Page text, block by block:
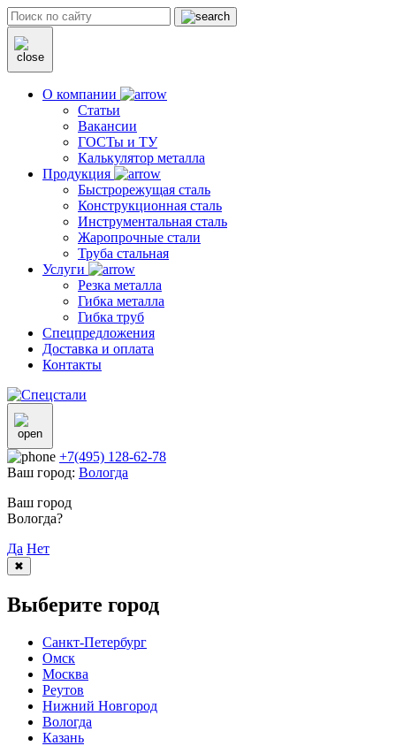
О компании
Статьи
Вакансии
ГОСТы и ТУ
Калькулятор металла
Продукция
Быстрорежущая сталь
Конструкционная сталь
Инструментальная сталь
Жаропрочные стали
Труба стальная
Услуги
Резка металла
Гибка металла
Гибка труб
Спецпредложения
Доставка и оплата
Контакты
+7(495) 128-62-78
Ваш город: Вологда
Ваш город
Вологда?
Да Нет
✖
Выберите город
Санкт-Петербург
Омск
Москва
Реутов
Нижний Новгород
Вологда
Казань